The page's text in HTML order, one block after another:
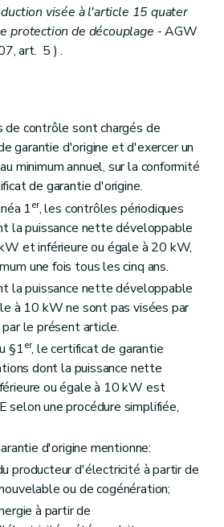
visée à l'article 15quater
protection de découplage - AGW
art. 5 ) .
de contrôle sont chargés de
garantie d'origine et d'exercer un
minimum annuel, sur la conformité
de garantie d'origine.
1er, les contrôles périodiques
la puissance nette développable
et inférieure ou égale à 20 kW,
une fois tous les cinq ans.
la puissance nette développable
à 10 kW ne sont pas visées par
le présent article.
§1er, le certificat de garantie
dont la puissance nette
ou égale à 10 kW est
selon une procédure simplifiée,
d'origine mentionne:
producteur d'électricité à partir de
ou de cogénération;
à partir de